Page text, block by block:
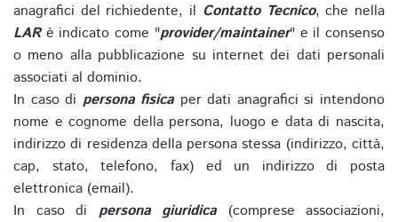
anagrafici del richiedente, il Contatto Tecnico, che nella
LARè indicato come "provider/maintainer" e il consenso
o meno alla pubblicazione su internet dei dati personali
associati al dominio.
In caso di persona fisicaper dati anagrafici si intendono
nome e cognome della persona, luogo e data di nascita,
indirizzo di residenza della persona stessa (indirizzo, città,
cap, stato, telefono, fax) ed un indirizzo di posta
elettronica (email).
In caso di persona giuridica(comprese associazioni,